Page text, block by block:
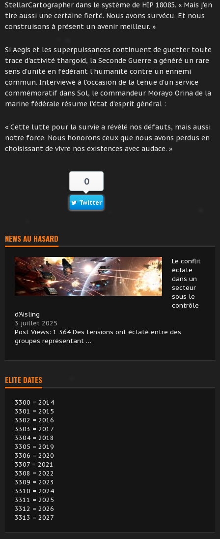
StellarCartographer dans le système de HIP 18085. « Mais j’en
tire aussi une certaine fierté. Nous avons survécu. Et nous
construisons à présent un avenir meilleur. »
Si Aegis et les superpuissances continuent de guetter toute
trace d’activité thargoid, la Seconde Guerre a généré un rare
sens d’unité en fédérant l’humanité contre un ennemi
commun. Interviewé à l’occasion de la tenue d’un service
commémoratif dans Sol, le commandeur Morayo Orina de la
marine fédérale résume l’état d’esprit général :
« Cette lutte pour la survie a révélé nos défauts, mais aussi
notre force. Nous honorons ceux que nous avons perdus en
choisissant de vivre nos existences avec audace. »
0
Twitter
NEWS AU HASARD
Le conflit
éclate
dans un
secteur
sous le
contrôle
d’Aisling
3 juillet 2025
Post Views: 1 364 Des tensions ont éclaté entre des
groupes représentant …
ELITE DATES
3300 = 2014
3301 = 2015
3302 = 2016
3303 = 2017
3304 = 2018
3305 = 2019
3306 = 2020
3307 = 2021
3308 = 2022
3309 = 2023
3310 = 2024
3311 = 2025
3312 = 2026
3313 = 2027